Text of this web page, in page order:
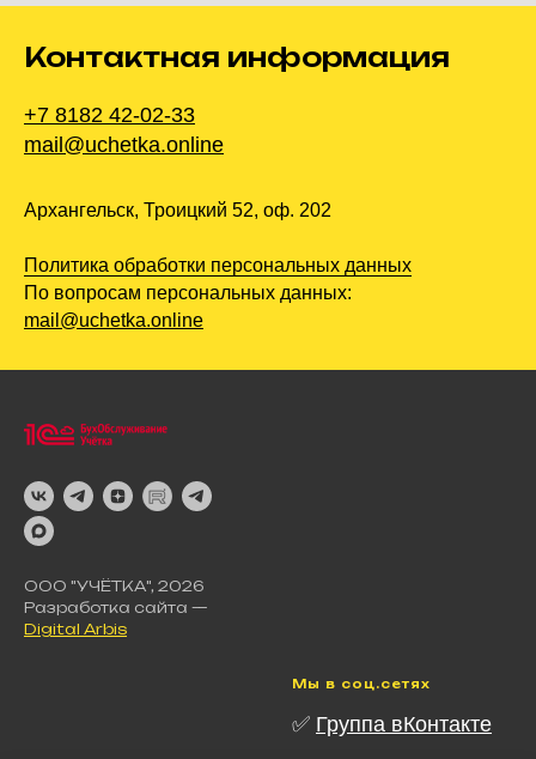
Контактная информация
+7 8182 42-02-33
mail@uchetka.online
Архангельск, Троицкий 52, оф. 202
Политика обработки персональных данных
По вопросам персональных данных:
mail@uchetka.online
ООО "УЧЁТКА", 2026
Разработка сайта —
Digital Arbis
Мы в соц.сетях
✅ Группа вКонтакте